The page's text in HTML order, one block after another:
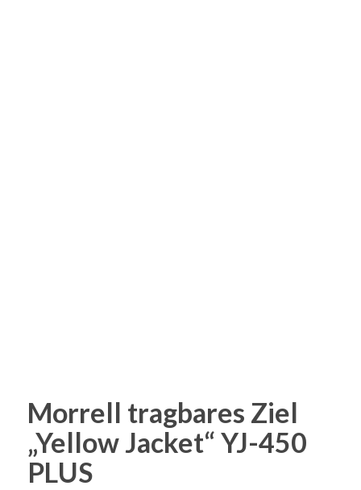
Morrell tragbares Ziel
„Yellow Jacket“ YJ-450
PLUS